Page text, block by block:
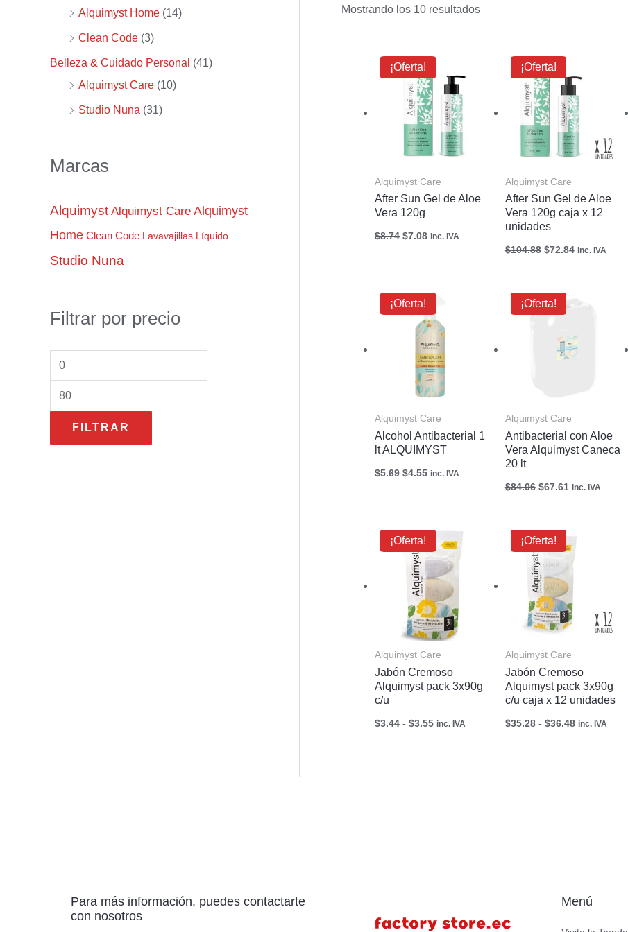
r
Alquimyst Home (14)
Clean Code (3)
Belleza & Cuidado Personal (41)
Alquimyst Care (10)
Studio Nuna (31)
Marcas
Alquimyst Alquimyst Care Alquimyst
Home Clean Code Lavavajillas Líquido
Studio Nuna
Filtrar por precio
n
x
FILTRAR
Mostrando los 10 resultados
¡Oferta!
Alquimyst Care
After Sun Gel de Aloe
Vera 120g
$8.74
El
precio
original
era:
$8.74.
$7.08
El
actual
es:
$7.08.
inc. IVA
¡Oferta!
Alquimyst Care
After Sun Gel de Aloe
Vera 120g caja x 12
unidades
$104.88
El
precio
original
era:
$104.88.
$72.84
actual
es:
$72.84.
inc. IVA
¡Oferta!
Alquimyst Care
Alcohol Antibacterial 1
lt ALQUIMYST
$5.69
El
precio
original
era:
$5.69.
$4.55
El
actual
es:
$4.55.
inc. IVA
¡Oferta!
Alquimyst Care
Antibacterial con Aloe
Vera Alquimyst Caneca
20 lt
$84.06
El
precio
original
$84.06.
$67.61
precio
$67.61.
inc. IVA
¡Oferta!
Alquimyst Care
Jabón Cremoso
Alquimyst pack 3x90g
c/u
$3.44 - $3.55
Rango
de
precios:
desde
$3.44
hasta
$3.55
inc. IVA
¡Oferta!
Alquimyst Care
Jabón Cremoso
Alquimyst pack 3x90g
c/u caja x 12 unidades
$35.28 - $36.48 inc. IVA
Para más información, puedes contactarte
con nosotros
Menú